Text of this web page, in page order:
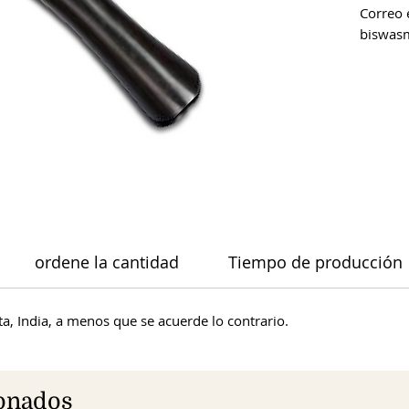
Correo
ordene la cantidad Tiempo de producción
India, a menos que se acuerde lo contrario.